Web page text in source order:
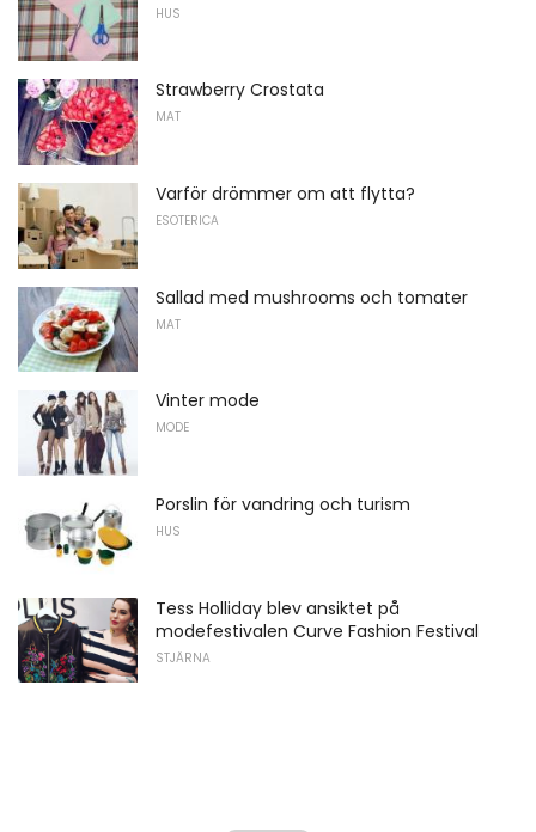
HUS
Strawberry Crostata
MAT
Varför drömmer om att flytta?
ESOTERICA
Sallad med mushrooms och tomater
MAT
Vinter mode
MODE
Porslin för vandring och turism
HUS
Tess Holliday blev ansiktet på
modefestivalen Curve Fashion Festival
STJÄRNA